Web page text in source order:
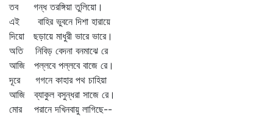
তব গন্ধ তরঙ্গিয়া তুলিয়ো।
এই বাহির ভুবনে দিশা হারায়ে
দিয়ো ছড়ায়ে মাধুরী ভারে ভারে।
অতি নিবিড় বেদনা বনমাঝে রে
আজি পল্লবে পল্লবে বাজে রে।
দূরে গগনে কাহার পথ চাহিয়া
আজি ব্যাকুল বসুন্ধরা সাজে রে।
মোর পরানে দখিনবায়ু লাগিছে--